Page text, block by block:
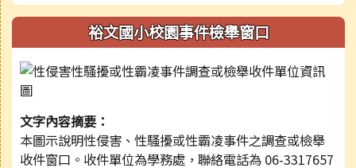
裕文國小校園事件檢舉窗口
文字內容摘要：
本圖示說明性侵害、性騷擾或性霸凌事件之調查或檢舉
收件窗口。收件單位為學務處，聯絡電話為 06-3317657